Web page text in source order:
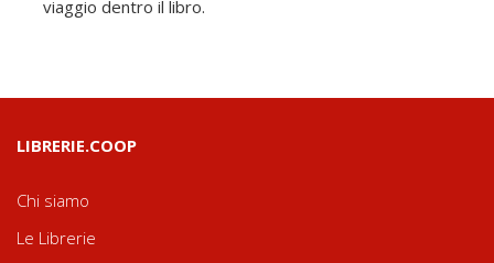
viaggio dentro il libro.
LIBRERIE.COOP
Chi siamo
Le Librerie